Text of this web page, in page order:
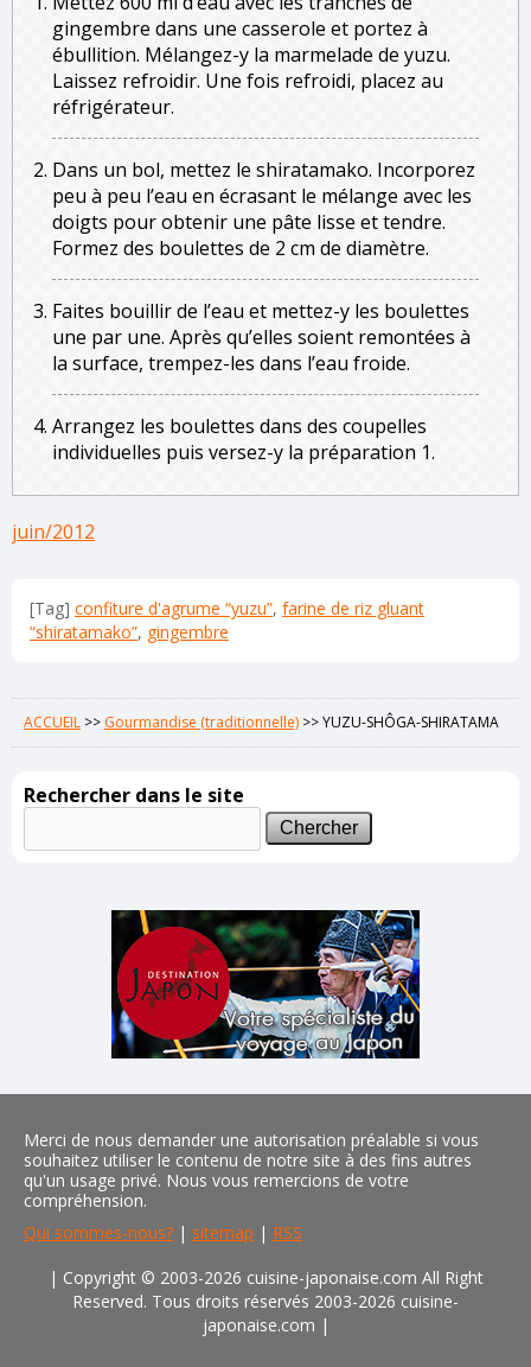
gingembre dans une casserole et portez à
ébullition. Mélangez-y la marmelade de yuzu.
Laissez refroidir. Une fois refroidi, placez au
réfrigérateur.
Dans un bol, mettez le shiratamako. Incorporez
peu à peu l’eau en écrasant le mélange avec les
doigts pour obtenir une pâte lisse et tendre.
Formez des boulettes de 2 cm de diamètre.
Faites bouillir de l’eau et mettez-y les boulettes
une par une. Après qu’elles soient remontées à
la surface, trempez-les dans l’eau froide.
Arrangez les boulettes dans des coupelles
individuelles puis versez-y la préparation 1.
juin/2012
[Tag] confiture d'agrume “yuzu”, farine de riz gluant
“shiratamako”, gingembre
ACCUEIL >> Gourmandise (traditionnelle) >>YUZU-SHÔGA-SHIRATAMA
Rechercher dans le site
Merci de nous demander une autorisation préalable si vous
souhaitez utiliser le contenu de notre site à des fins autres
qu'un usage privé. Nous vous remercions de votre
compréhension.
Qui sommes-nous? | sitemap | RSS
| Copyright © 2003-2026 cuisine-japonaise.com All Right
Reserved. Tous droits réservés 2003-2026 cuisine-
japonaise.com |